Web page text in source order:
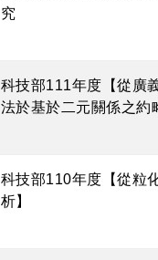
究
科技部111年度【從廣
法於基於二元關係之約
科技部110年度【從粒
析】